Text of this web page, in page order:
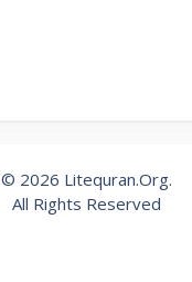
© 2026 Litequran.Org.
All Rights Reserved